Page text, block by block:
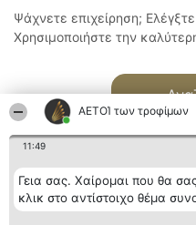
ΑΕΤΟΊ των τροφίμων
11:49
Γεια σας. Χαίρομαι που θα
κλικ στο αντίστοιχο θέμα
Ψάχνετε επιχείρηση;
Χρησιμοποιήστε την